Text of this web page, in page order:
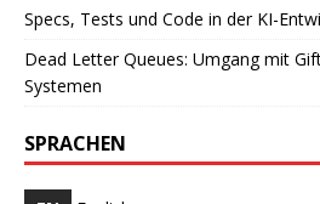
Specs, Tests und Code in der KI-
Dead Letter Queues: Umgang mit
Systemen
SPRACHEN